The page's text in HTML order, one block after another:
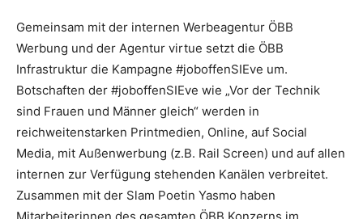
Gemeinsam mit der internen Werbeagentur ÖBB
Werbung und der Agentur virtue setzt die ÖBB
Infrastruktur die Kampagne #joboffenSIEve um.
Botschaften der #joboffenSIEve wie „Vor der Technik
sind Frauen und Männer gleich“ werden in
reichweitenstarken Printmedien, Online, auf Social
Media, mit Außenwerbung (z.B. Rail Screen) und auf allen
internen zur Verfügung stehenden Kanälen verbreitet.
Zusammen mit der Slam Poetin Yasmo haben